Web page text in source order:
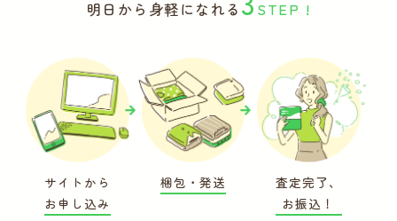
明日から身軽になれる STEP !
サイトから
お申し込み
梱包・発送
査定完了、
お振込！